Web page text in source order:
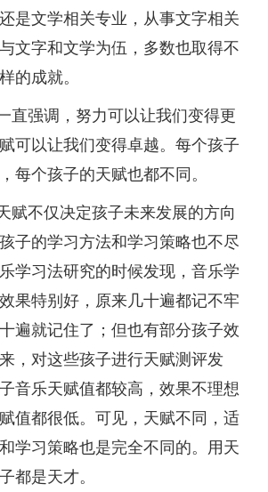
是文学相关专业，从事文字相关
文字和文学为伍，多数也取得不
的成就。
强调，努力可以让我们变得更
可以让我们变得卓越。每个孩子
每个孩子的天赋也都不同。
不仅决定孩子未来发展的方向
子的学习方法和学习策略也不尽
学习法研究的时候发现，音乐学
果特别好，原来几十遍都记不牢
遍就记住了；但也有部分孩子效
，对这些孩子进行天赋测评发
音乐天赋值都较高，效果不理想
值都很低。可见，天赋不同，适
学习策略也是完全不同的。用天
都是天才。